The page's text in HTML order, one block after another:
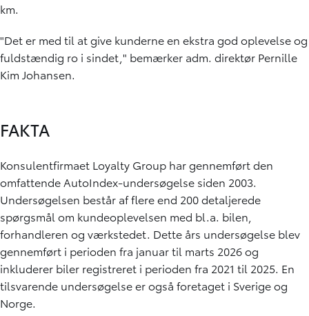
km.
"Det er med til at give kunderne en ekstra god oplevelse og
fuldstændig ro i sindet," bemærker adm. direktør Pernille
Kim Johansen.
FAKTA
Konsulentfirmaet Loyalty Group har gennemført den
omfattende AutoIndex-undersøgelse siden 2003.
Undersøgelsen består af flere end 200 detaljerede
spørgsmål om kundeoplevelsen med bl.a. bilen,
forhandleren og værkstedet. Dette års undersøgelse blev
gennemført i perioden fra januar til marts 2026 og
inkluderer biler registreret i perioden fra 2021 til 2025. En
tilsvarende undersøgelse er også foretaget i Sverige og
Norge.